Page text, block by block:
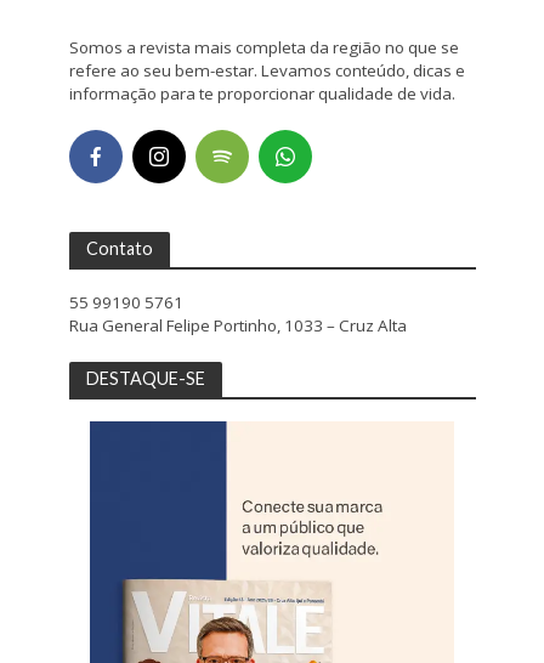
Somos a revista mais completa da região no que se
refere ao seu bem-estar. Levamos conteúdo, dicas e
informação para te proporcionar qualidade de vida.
Contato
55 99190 5761
Rua General Felipe Portinho, 1033 – Cruz Alta
DESTAQUE-SE